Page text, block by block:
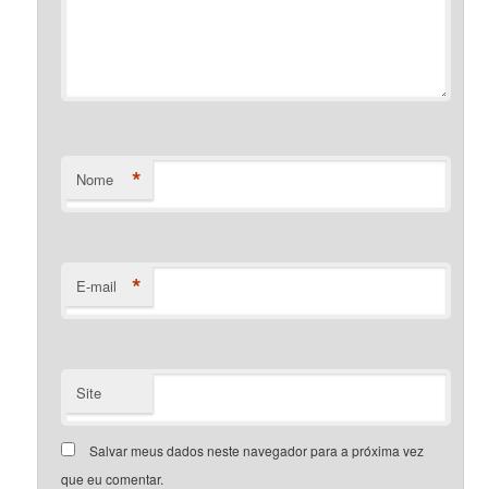
Nome *
E-mail *
Site
Salvar meus dados neste navegador para a próxima vez
que eu comentar.